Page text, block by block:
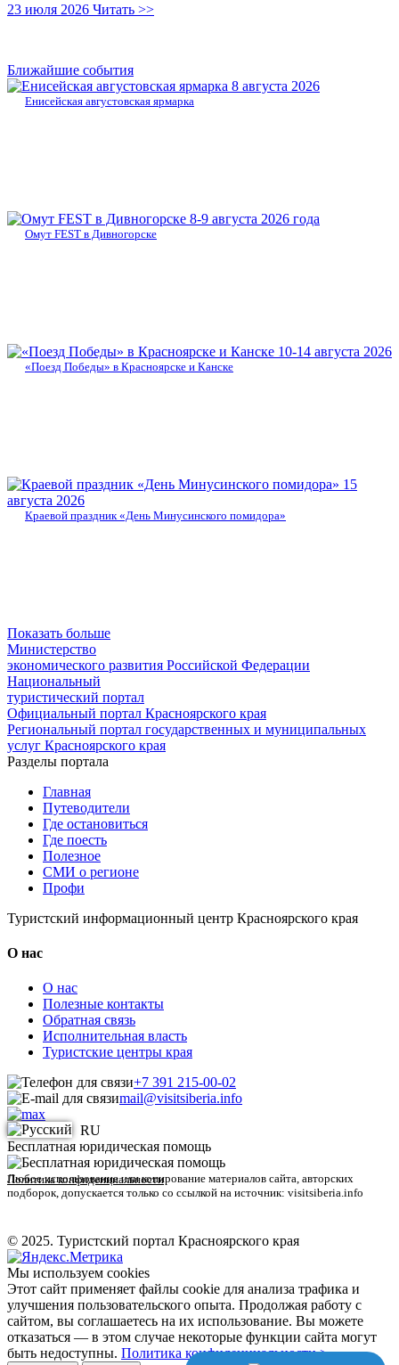
23 июля 2026 Читать >>
Ближайшие события
8 августа 2026
Енисейская августовская ярмарка
8-9 августа 2026 года
Омут FEST в Дивногорске
10-14 августа 2026
«Поезд Победы» в Красноярске и Канске
15
августа 2026
Краевой праздник «День Минусинского помидора»
Показать больше
Министерство
экономического развития Российской Федерации
Национальный
туристический портал
Официальный портал Красноярского края
Региональный портал государственных и муниципальных
услуг Красноярского края
Разделы портала
Главная
Путеводители
Где остановиться
Где поесть
Полезное
СМИ о регионе
Профи
Туристский информационный центр Красноярского края
О нас
О нас
Полезные контакты
Обратная связь
Исполнительная власть
Туристские центры края
+7 391 215-00-02
mail@visitsiberia.info
RU
Бесплатная юридическая помощь
Политика конфиденциальности
Любое использование или копирование материалов сайта, авторских
подборок, допускается только со ссылкой на источник: visitsiberia.info
© 2025. Туристский портал Красноярского края
Мы используем cookies
Этот сайт применяет файлы cookie для анализа трафика и
улучшения пользовательского опыта. Продолжая работу с
сайтом, вы соглашаетесь на их использование. Вы можете
отказаться — в этом случае некоторые функции сайта могут
быть недоступны. Политика конфиденциальности >